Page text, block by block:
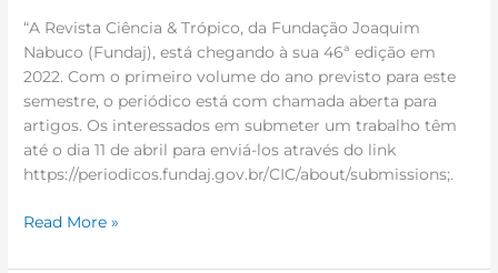
“A Revista Ciência & Trópico, da Fundação Joaquim
Nabuco (Fundaj), está chegando à sua 46ª edição em
2022. Com o primeiro volume do ano previsto para este
semestre, o periódico está com chamada aberta para
artigos. Os interessados em submeter um trabalho têm
até o dia 11 de abril para enviá-los através do link
https://periodicos.fundaj.gov.br/CIC/about/submissions;.
Read More »